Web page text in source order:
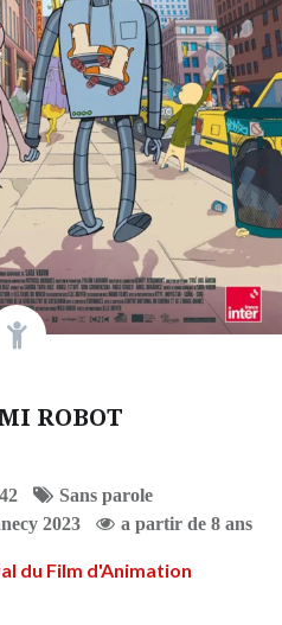
ROBOT
Sans parole
2023
a partir de 8 ans
du Film d'Animation